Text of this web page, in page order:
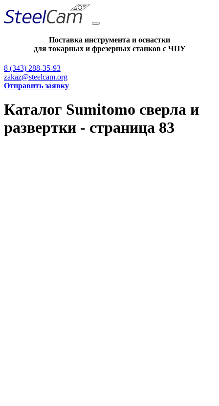
Поставка инструмента и оснастки
для токарных и фрезерных станков с ЧПУ
8 (343) 288-35-93
zakaz@steelcam.org
Отправить заявку
Каталог Sumitomo сверла и
развертки - страница 83